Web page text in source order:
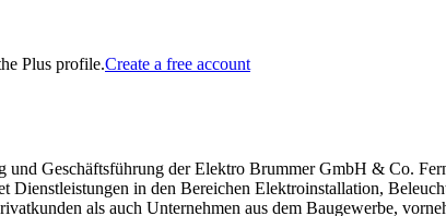
Plus profile.Create a free account
Geschäftsführung der Elektro Brummer GmbH & Co.
Dienstleistungen in den Bereichen Elektroinstallation,
als auch Unternehmen aus dem Baugewerbe,